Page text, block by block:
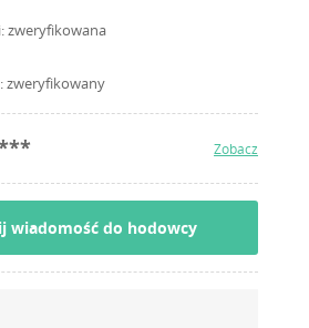
zweryfikowana
zweryfikowany
Zobacz
wiadomość do hodowcy